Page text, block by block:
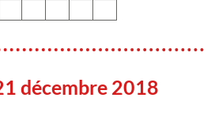
décembre 2018